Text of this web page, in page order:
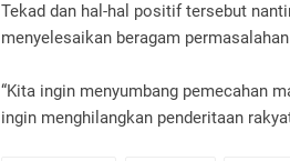
Tekad dan hal-hal positif tersebut
menyelesaikan beragam
“Kita ingin menyumbang pemecahan
ingin menghilangkan penderitaan